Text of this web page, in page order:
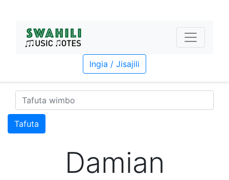
Ingia / Jisajili
Tafuta
Damian